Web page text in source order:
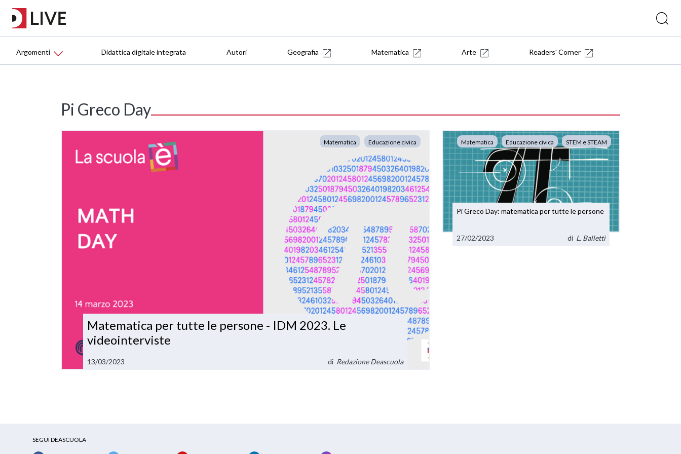
Argomenti Didattica digitale integrata Autori Geografia Matematica Arte Readers' Corner
Pi Greco Day
Matematica Educazione civica
Matematica per tutte le persone - IDM 2023. Le
videointerviste
13/03/2023 di Redazione Deascuola
Matematica Educazione civica STEM e STEAM
Pi Greco Day: matematica per tutte le persone
27/02/2023 di L. Balletti
SEGUI DEASCUOLA